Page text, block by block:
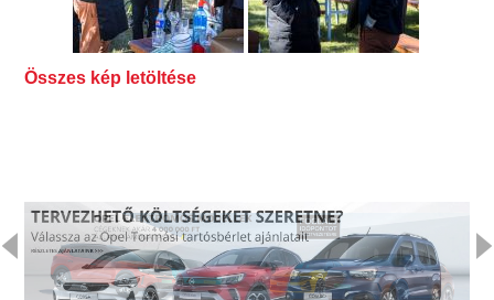
Összes kép letöltése